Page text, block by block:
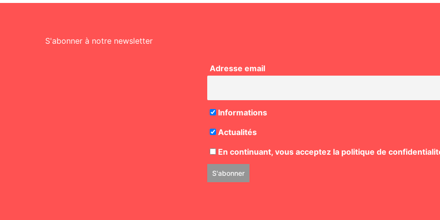
S'abonner à notre newsletter
Adresse email
Informations
Actualités
En continuant, vous acceptez la politique de